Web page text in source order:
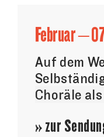
Februar –
Auf dem
Choräle
» zur